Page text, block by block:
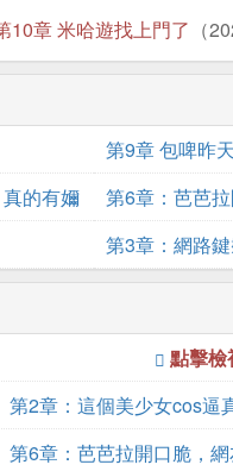
10章 米哈遊找上門了 （
第9章 包啤昨
的有嬭
第6章：芭芭
第3章：網路
點擊檢
第2章：這個美少女cos逼
很
第6章：芭芭拉開口脆，